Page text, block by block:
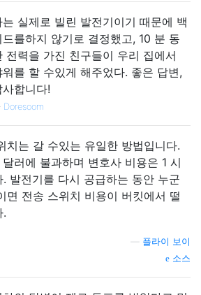
는 실제로 빌린 발전기이기 때문에 백
드를하지 않기로 결정했고, 10 분 동
전력을 가진 친구들이 우리 집에서
워를 할 수있게 해주었다. 좋은 답변,
사합니다!
Doresoom
치는 갈 수있는 유일한 방법입니다.
러에 불과하며 변호사 비용은 1 시
. 발전기를 다시 공급하는 동안 누군
면 전송 스위치 비용이 버킷에서 떨
.
플라이 보이
소스